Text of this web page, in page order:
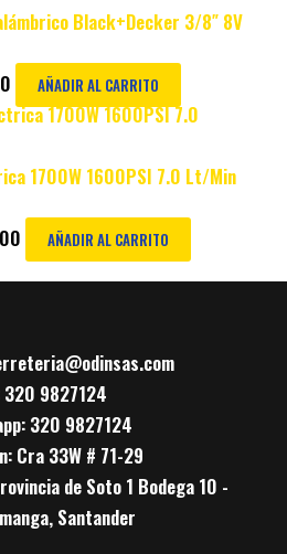
Black+Decker 3/8″ 8V
AÑADIR AL CARRITO
1700W 1600PSI 7.0 Lt/Min
AÑADIR AL CARRITO
320 9827124
320 9827124
Cra 33W # 71-29
de Soto 1 Bodega 10 -
Santander